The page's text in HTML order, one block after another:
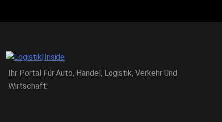
Logistik|Inside
Ihr Portal Für Auto, Handel, Logistik, Verkehr Und
Wirtschaft.